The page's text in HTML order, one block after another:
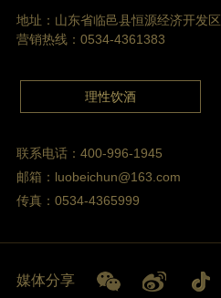
地址：山东省临邑县恒源经济开发区
营销热线：0534-4361383
理性饮酒
联系电话：400-996-1945
邮箱：luobeichun@163.com
传真：0534-4365999
媒体分享